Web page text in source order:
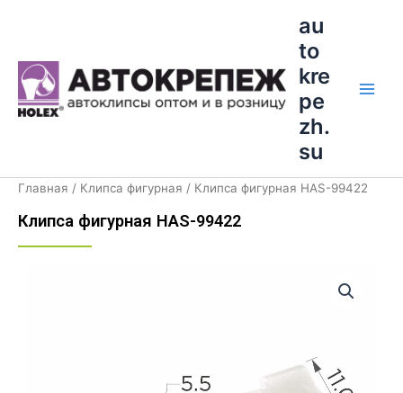
au
to
kre
pe
zh.
su
Главная / Клипса фигурная / Клипса фигурная HAS-99422
Клипса фигурная HAS-99422